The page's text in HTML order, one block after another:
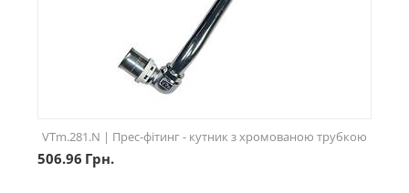
VTm.281.N | Прес-фітинг - кутник з хромованою трубкою
506.96 Грн.